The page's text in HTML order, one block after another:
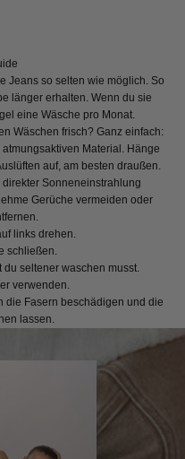
Jeans so selten wie möglich. So
länger erhalten. Wenn du sie
eine Wäsche pro Monat.
Wäschen frisch? Ganz einfach:
Material. Hänge
auf, am besten draußen.
Sonneneinstrahlung
Gerüche vermeiden oder
links drehen.
schließen.
seltener waschen musst.
verwenden.
die Fasern beschädigen und die
lassen.